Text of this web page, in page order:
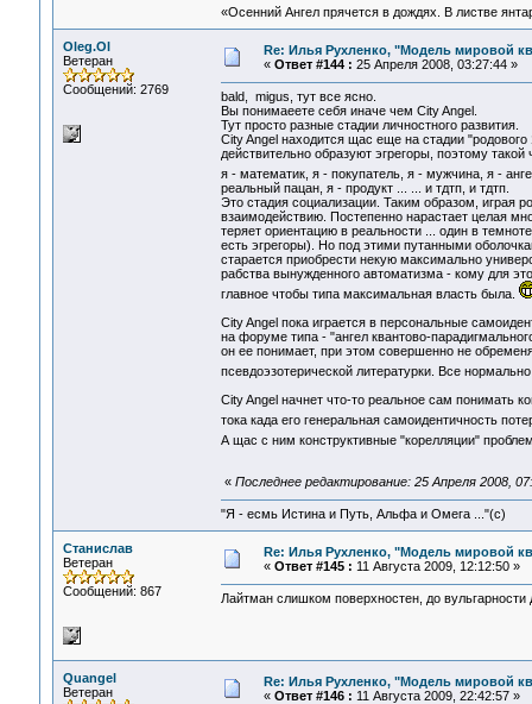
«Осенний Ангел прячется в дождях. В листве
Oleg.Ol
Ветеран
Сообщений: 2769
Re: Илья Рухленко, "Модель мировой
« Ответ #144 : 25 Апреля 2008, 03:27:44 »
bald, migus, тут все ясно.
Вы понимаеете себя иначе чем City Angel.
Тут просто разные стадии личностного развития.
City Angel находится щас еще на стадии
действительно образуют эгрегоры, поэтому
я - математик, я - покупатель, я - мужчина, я -
реальный пацан, я - продукт ... ... и тдтп, и тдтп.
Это стадия социализации. Таким образом, играя
взаимодействию. Постепенно нарастает целая
теряет ориентацию в реальности ... один в
есть эгрегоры). Но под этими путанными
старается приобрести некую максимально
рабства вынужденного автоматизма - кому для
главное чтобы типа максимальная власть была.
City Angel пока играется в персональные
на форуме типа - "ангел квантово-
он ее понимает, при этом совершенно не
псевдоэзотерической литературки. Все
City Angel начнет что-то реальное сам понимать
тока када его генеральная самоидентичность
А щас с ним конструктивные "корелляции"
« Последнее редактирование: 25 Апреля 2008,
"Я - есмь Истина и Путь, Альфа и Омега ..."(с)
Станислав
Ветеран
Сообщений: 867
Re: Илья Рухленко, "Модель мировой
« Ответ #145 : 11 Августа 2009, 12:12:50 »
Лайтман слишком поверхностен, до
Quangel
Ветеран
Re: Илья Рухленко, "Модель мировой
« Ответ #146 : 11 Августа 2009, 22:42:57 »